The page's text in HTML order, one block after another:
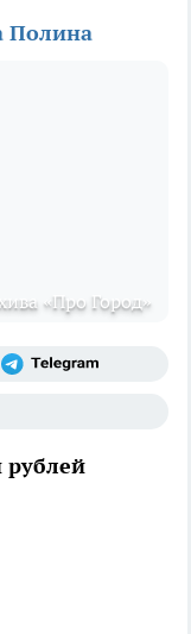
Полина
«Про Город»
рублей